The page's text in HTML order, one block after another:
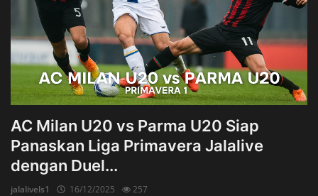
AC Milan U20 vs Parma U20 Siap
Panaskan Liga Primavera Jalalive
dengan Duel...
jalalivels1 16/12/2025 257